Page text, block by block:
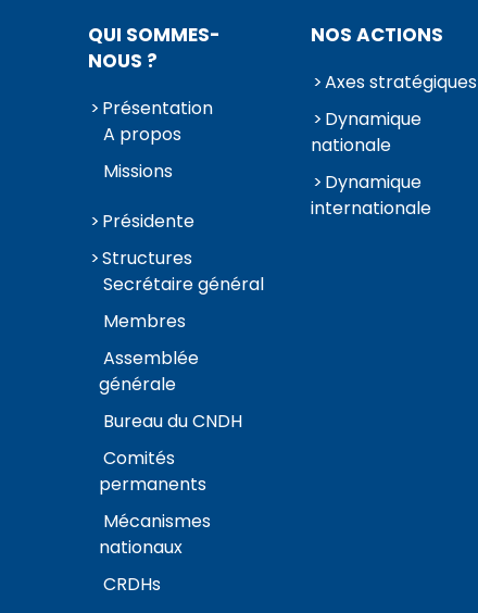
QUI SOMMES-
NOUS ?
Présentation
A propos
Missions
Présidente
Structures
Secrétaire général
Membres
Assemblée
générale
Bureau du CNDH
Comités
permanents
Mécanismes
nationaux
CRDHs
NOS ACTIONS
Axes stratégiques
Dynamique
nationale
Dynamique
internationale